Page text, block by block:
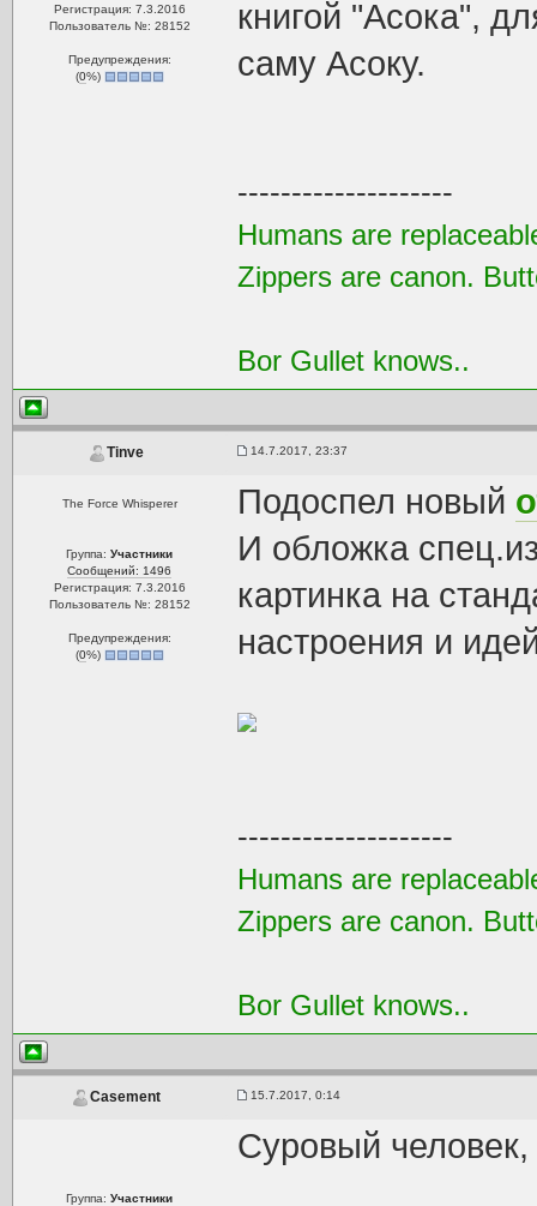
Регистрация: 7.3.2016
Пользователь №: 28152
Предупреждения:
(0%)
книгой "Асока",
саму Асоку.
--------------------
Humans are
Zippers are canon.
Bor Gullet knows..
Tinve 14.7.2017, 23:37
The Force Whisperer
Группа:Участники
Сообщений: 1496
Регистрация: 7.3.2016
Пользователь №: 28152
Предупреждения:
(0%)
Подоспел новый
И обложка
картинка на
настроения и
--------------------
Humans are
Zippers are canon.
Bor Gullet knows..
Casement 15.7.2017, 0:14
Группа:Участники
Суровый